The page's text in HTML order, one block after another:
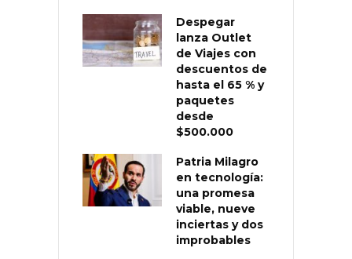
Despegar
lanza Outlet
de Viajes con
descuentos de
hasta el 65 % y
paquetes
desde
$500.000
Patria Milagro
en tecnología:
una promesa
viable, nueve
inciertas y dos
improbables